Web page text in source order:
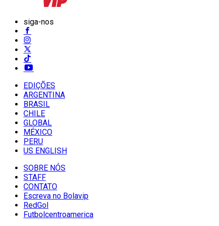
siga-nos
EDIÇÕES
ARGENTINA
BRASIL
CHILE
GLOBAL
MÉXICO
PERU
US ENGLISH
SOBRE NÓS
STAFF
CONTATO
Escreva no Bolavip
RedGol
Futbolcentroamerica